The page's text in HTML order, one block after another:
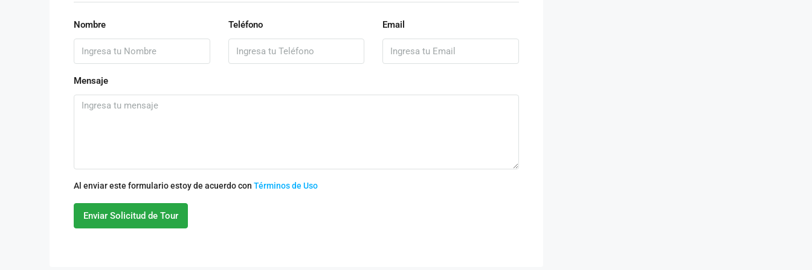
Nombre Teléfono Email
Mensaje
Al enviar este formulario estoy de acuerdo con Términos de Uso
Enviar Solicitud de Tour